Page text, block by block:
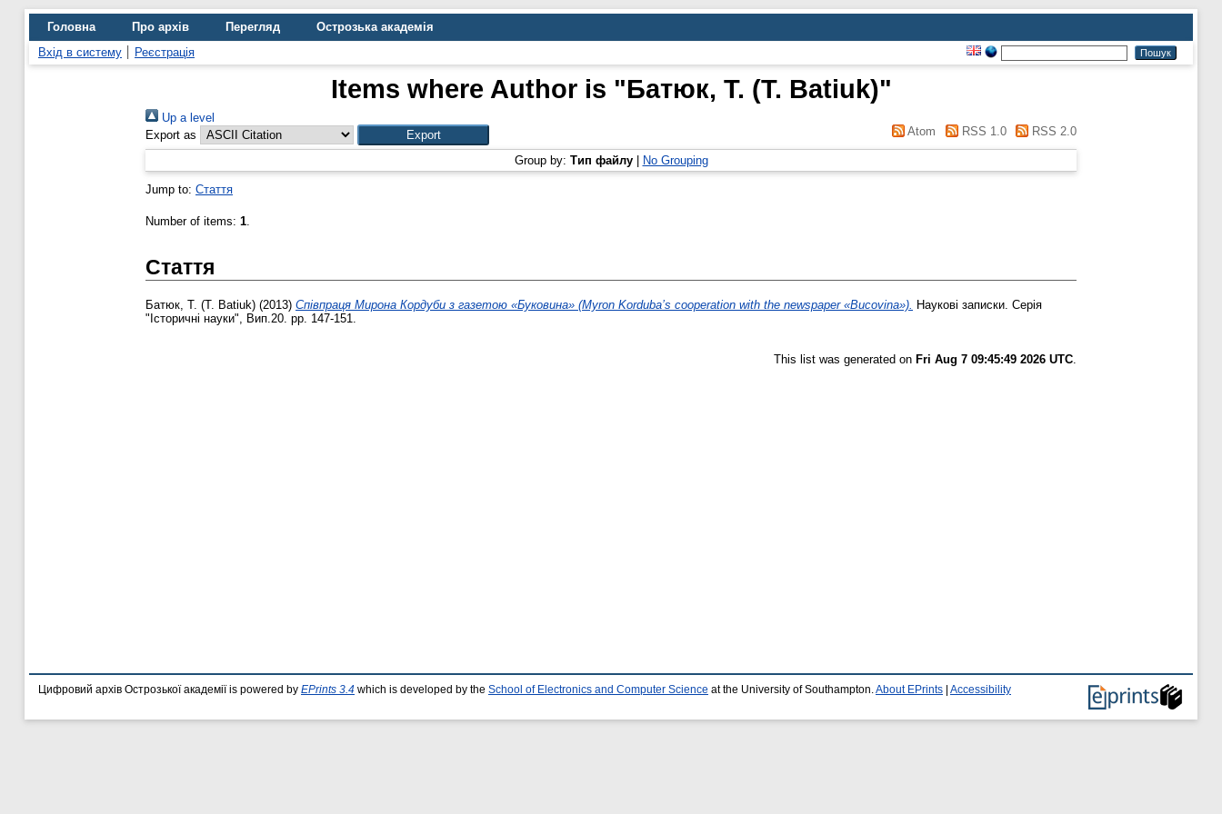
Головна Про архів Перегляд
Острозька академія
Вхід в систему
Реєстрація
Items where Author is "Батюк, Т. (Т. Batiuk)"
Up a level
Export as
Atom RSS 1.0 RSS 2.0
Group by: Тип файлу| No Grouping
Jump to: Стаття
Number of items: 1.
Стаття
Батюк, Т. (Т. Batiuk) (2013) Співпраця Мирона Кордуби з газетою «Буковина» (Myron Korduba’s cooperation with the newspaper «Bucovina»). Наукові записки. Серія
"Історичні науки", Вип.20. pp. 147-151.
This list was generated on Fri Aug 7 09:45:49 2026 UTC.
Цифровий архів Острозької академії is powered by EPrints 3.4 which is developed by the School of Electronics and Computer Science at the University of Southampton. About EPrints Accessibility